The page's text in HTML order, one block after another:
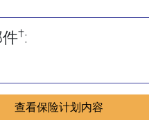
†:
查看保险计划内容